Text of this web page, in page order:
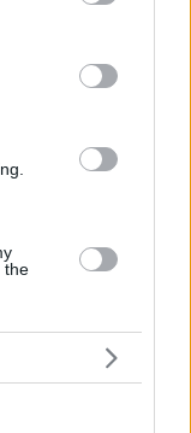
party tags to
in below Google
the